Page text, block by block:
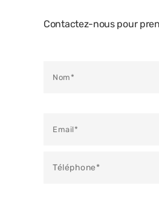
Contactez-nous pour